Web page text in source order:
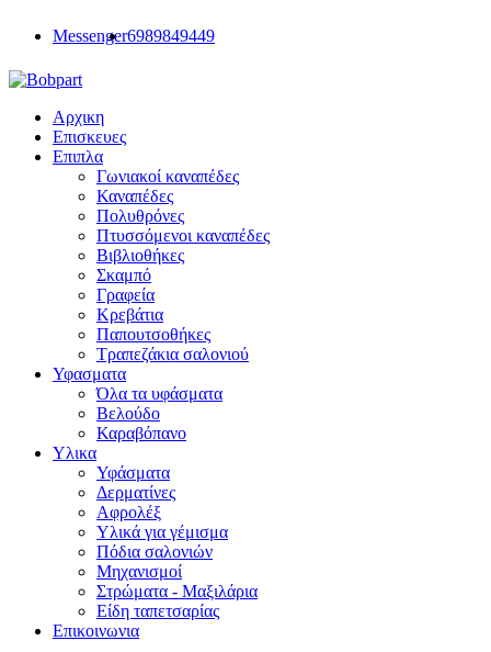
Messenger6989849449
Αρχικη
Επισκευες
Επιπλα
Γωνιακοί καναπέδες
Καναπέδες
Πολυθρόνες
Πτυσσόμενοι καναπέδες
Βιβλιοθήκες
Σκαμπό
Γραφεία
Κρεβάτια
Παπουτσοθήκες
Τραπεζάκια σαλονιού
Υφασματα
Όλα τα υφάσματα
Βελούδο
Καραβόπανο
Υλικα
Υφάσματα
Δερματίνες
Αφρολέξ
Υλικά για γέμισμα
Πόδια σαλονιών
Μηχανισμοί
Στρώματα - Μαξιλάρια
Είδη ταπετσαρίας
Επικοινωνια